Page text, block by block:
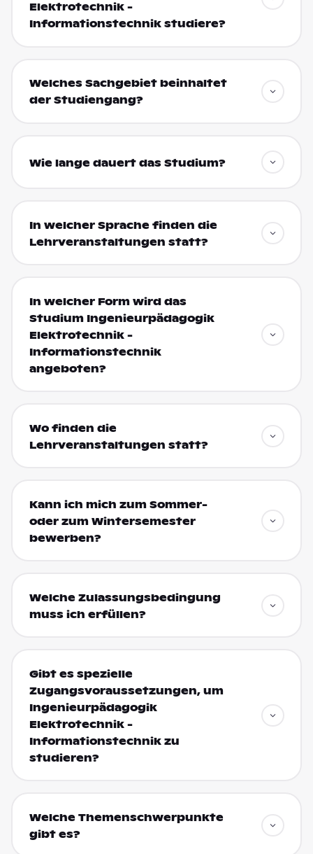
Elektrotechnik -
Informationstechnik studiere?
Welches Sachgebiet beinhaltet
der Studiengang?
Wie lange dauert das Studium?
In welcher Sprache finden die
Lehrveranstaltungen statt?
In welcher Form wird das
Studium Ingenieurpädagogik
Elektrotechnik -
Informationstechnik
angeboten?
Wo finden die
Lehrveranstaltungen statt?
Kann ich mich zum Sommer-
oder zum Wintersemester
bewerben?
Welche Zulassungsbedingung
muss ich erfüllen?
Gibt es spezielle
Zugangsvoraussetzungen, um
Ingenieurpädagogik
Elektrotechnik -
Informationstechnik zu
studieren?
Welche Themenschwerpunkte
gibt es?